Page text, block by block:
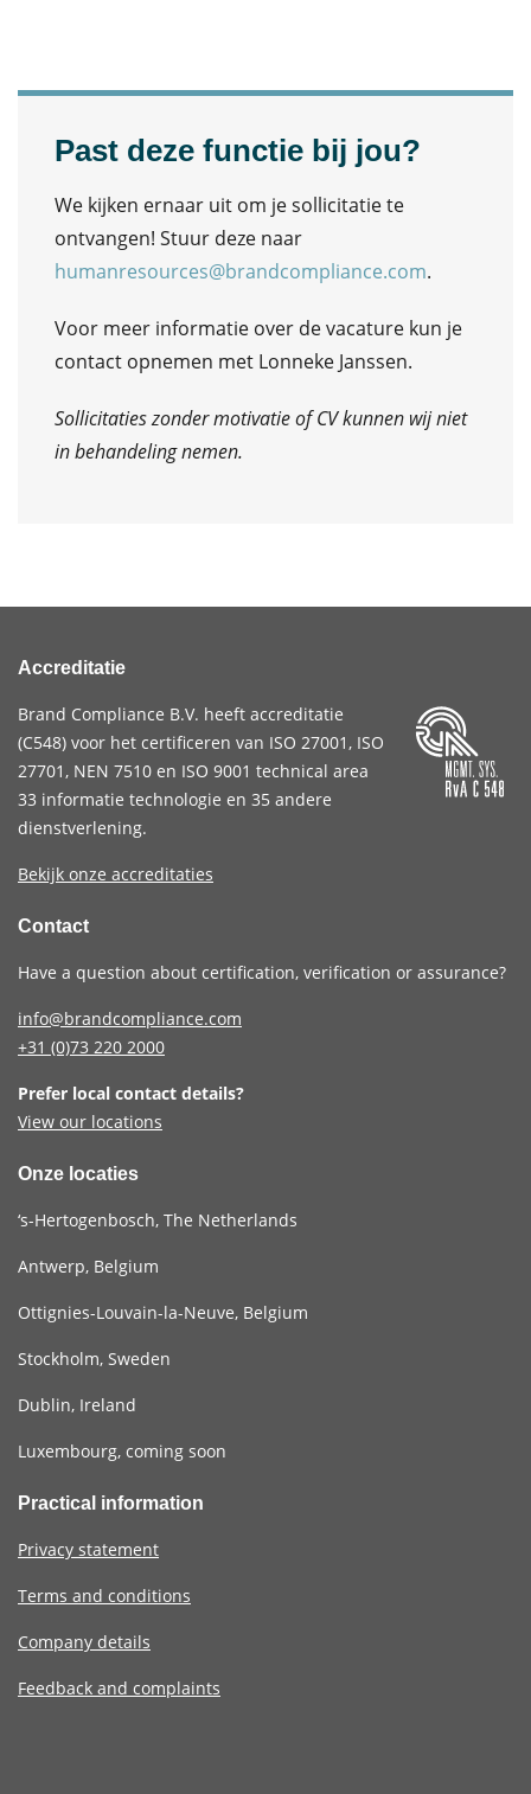
Past deze functie bij jou?
We kijken ernaar uit om je sollicitatie te
ontvangen! Stuur deze naar
humanresources@brandcompliance.com.
Voor meer informatie over de vacature kun je
contact opnemen met Lonneke Janssen.
Sollicitaties zonder motivatie of CV kunnen wij niet
in behandeling nemen.
Accreditatie
Brand Compliance B.V. heeft accreditatie
(C548) voor het certificeren van ISO 27001, ISO
27701, NEN 7510 en ISO 9001 technical area
33 informatie technologie en 35 andere
dienstverlening.
Bekijk onze accreditaties
Contact
Have a question about certification, verification or assurance?
info@brandcompliance.com
+31 (0)73 220 2000
Prefer local contact details?
View our locations
Onze locaties
‘s-Hertogenbosch, The Netherlands
Antwerp, Belgium
Ottignies-Louvain-la-Neuve, Belgium
Stockholm, Sweden
Dublin, Ireland
Luxembourg, coming soon
Practical information
Privacy statement
Terms and conditions
Company details
Feedback and complaints